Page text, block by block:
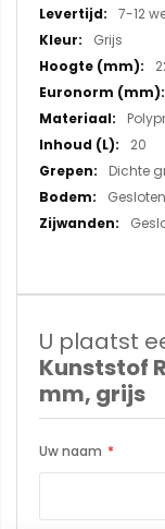
7-12
Grijs
20
Dichte
Gesloten
U plaatst
Kunststof
mm, grijs
Uw naam